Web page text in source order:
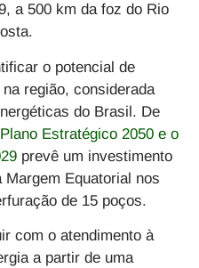
a 500 km da foz do Rio
o potencial de
região, considerada
do Brasil. De
Estratégico 2050 e o
prevê um investimento
Equatorial nos
de 15 poços.
com o atendimento à
a partir de uma